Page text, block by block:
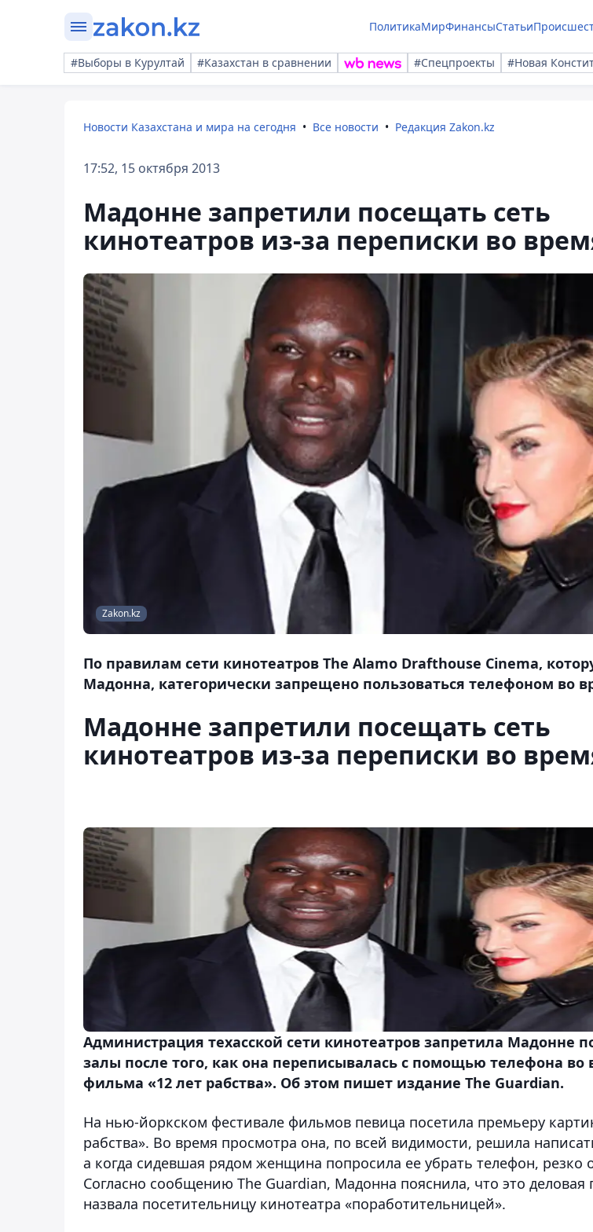
ПолитикаМирФинансыСтатьи
#Выборы в Курултай #Казахстан в сравнении #Спецпроекты #Новая
Новости Казахстана и мира на сегодня Все новости Редакция Zakon.kz
17:52, 15 октября 2013
Мадонне запретили посещать сеть
кинотеатров из-за переписки во
Zakon.kz
По правилам сети кинотеатров The Alamo Drafthouse Cinema,
Мадонна, категорически запрещено пользоваться телефоном во
Мадонне запретили посещать сеть
кинотеатров из-за переписки во
Администрация техасской сети кинотеатров запретила Мадонне
залы после того, как она переписывалась с помощью телефона во
фильма «12 лет рабства». Об этом пишет издание The Guardian.
На нью-йоркском фестивале фильмов певица посетила премьеру
рабства». Во время просмотра она, по всей видимости, решила
а когда сидевшая рядом женщина попросила ее убрать телефон, резко
Согласно сообщению The Guardian, Мадонна пояснила, что это деловая
назвала посетительницу кинотеатра «поработительницей».